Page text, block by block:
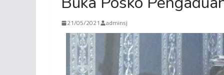
21/05/2021 adminsj